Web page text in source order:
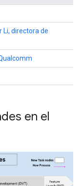
Li, directora de
en el